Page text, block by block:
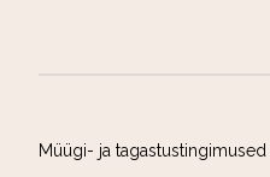
Müügi- ja tagastustingimused